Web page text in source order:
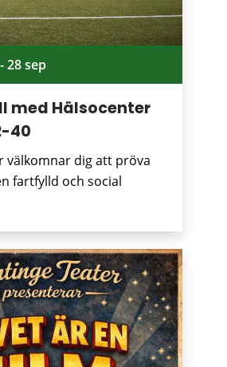
28 sep
med Hälsocenter
40
välkomnar dig att pröva
fartfylld och social